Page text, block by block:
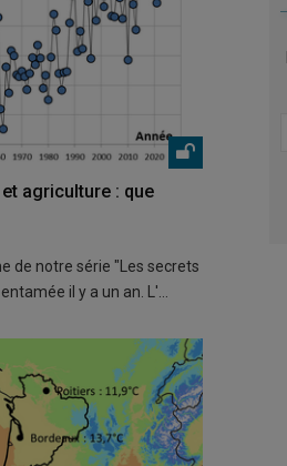
agriculture : que
de notre série "Les secrets
il y a un an. L'…